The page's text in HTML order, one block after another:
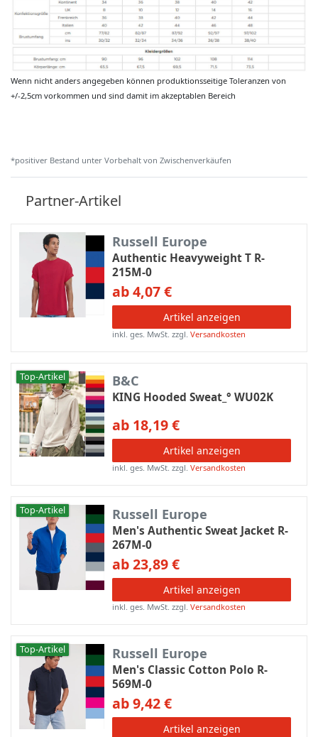
Wenn nicht anders angegeben können produktionsseitige Toleranzen von
+/-2,5cm vorkommen und sind damit im akzeptablen Bereich
*positiver Bestand unter Vorbehalt von Zwischenverkäufen
Partner-Artikel
Russell Europe
Authentic Heavyweight T R-
215M-0
ab 4,07 €
Artikel anzeigen
inkl. ges. MwSt. zzgl.Versandkosten
Top-Artikel B&C
KING Hooded Sweat_° WU02K
ab 18,19 €
Artikel anzeigen
inkl. ges. MwSt. zzgl.Versandkosten
Top-Artikel Russell Europe
Men's Authentic Sweat Jacket R-
267M-0
ab 23,89 €
Artikel anzeigen
inkl. ges. MwSt. zzgl.Versandkosten
Top-Artikel Russell Europe
Men's Classic Cotton Polo R-
569M-0
ab 9,42 €
Artikel anzeigen